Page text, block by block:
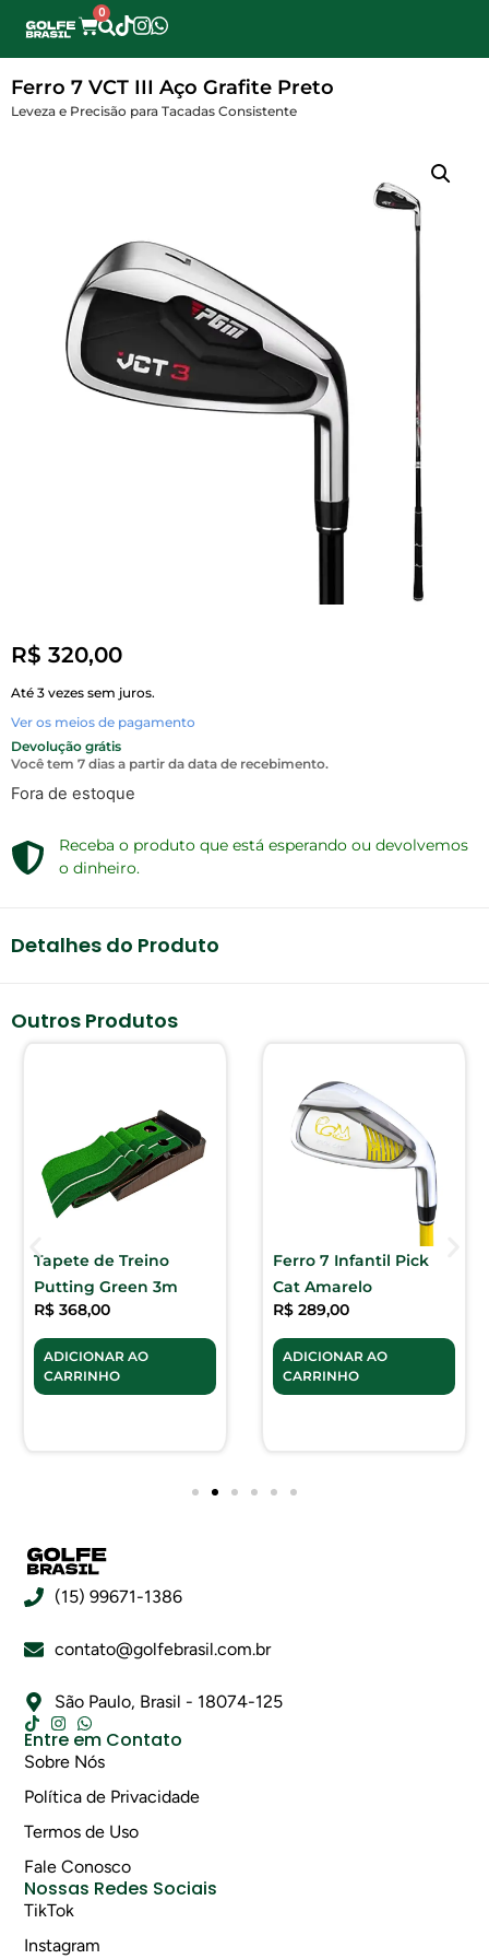
0
Ferro 7 VCT III Aço Grafite Preto
Leveza e Precisão para Tacadas Consistente
R$ 320,00
Até 3 vezes sem juros.
Ver os meios de pagamento
Devolução grátis
Você tem 7 dias a partir da data de recebimento.
Fora de estoque
Receba o produto que está esperando ou devolvemos
o dinheiro.
Detalhes do Produto
Outros Produtos
Tapete de Treino
Putting Green 3m
R$ 368,00
ADICIONAR AO
CARRINHO
Ferro 7 Infantil Pick
Cat Amarelo
R$ 289,00
ADICIONAR AO
CARRINHO
(15) 99671-1386
contato@golfebrasil.com.br
São Paulo, Brasil - 18074-125
Entre em Contato
Sobre Nós
Política de Privacidade
Termos de Uso
Fale Conosco
Nossas Redes Sociais
TikTok
Instagram